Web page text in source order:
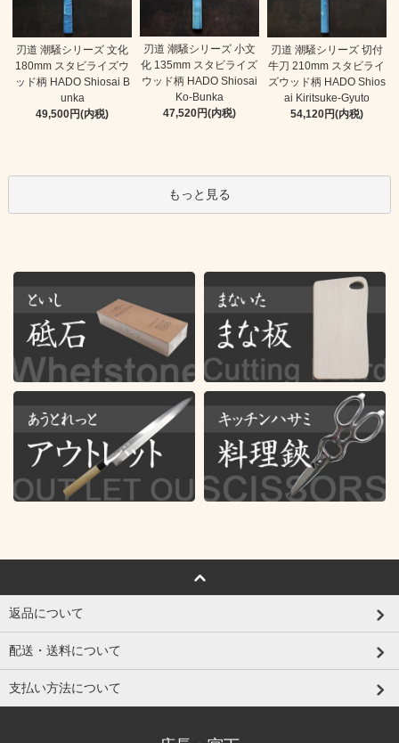
刃道 潮騒シリーズ 文化
180mm スタビライズウ
ッド柄 HADO Shiosai B
unka
49,500円(内税)
刃道 潮騒シリーズ 小文
化 135mm スタビライズ
ウッド柄 HADO Shiosai
Ko-Bunka
47,520円(内税)
刃道 潮騒シリーズ 切付
牛刀 210mm スタビライ
ズウッド柄 HADO Shios
ai Kiritsuke-Gyuto
54,120円(内税)
もっと見る
返品について
配送・送料について
支払い方法について